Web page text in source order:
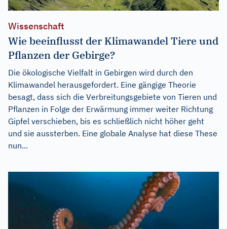
Wissenschaft
Wie beeinflusst der Klimawandel Tiere und
Pflanzen der Gebirge?
Die ökologische Vielfalt in Gebirgen wird durch den
Klimawandel herausgefordert. Eine gängige Theorie
besagt, dass sich die Verbreitungsgebiete von Tieren und
Pflanzen in Folge der Erwärmung immer weiter Richtung
Gipfel verschieben, bis es schließlich nicht höher geht
und sie aussterben. Eine globale Analyse hat diese These
nun...